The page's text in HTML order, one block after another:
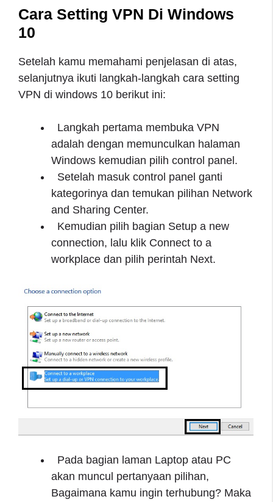
Cara Setting VPN Di Windows
10
Setelah kamu memahami penjelasan di atas,
selanjutnya ikuti langkah-langkah cara setting
VPN di windows 10 berikut ini:
Langkah pertama membuka VPN
adalah dengan memunculkan halaman
Windows kemudian pilih control panel.
Setelah masuk control panel ganti
kategorinya dan temukan pilihan Network
and Sharing Center.
Kemudian pilih bagian Setup a new
connection, lalu klik Connect to a
workplace dan pilih perintah Next.
Pada bagian laman Laptop atau PC
akan muncul pertanyaan pilihan,
Bagaimana kamu ingin terhubung? Maka